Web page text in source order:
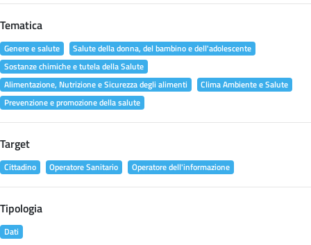
Tematica
Genere e salute
Salute della donna, del bambino e dell'adolescente
Sostanze chimiche e tutela della Salute
Alimentazione, Nutrizione e Sicurezza degli alimenti
Clima Ambiente e Salute
Prevenzione e promozione della salute
Target
Cittadino Operatore Sanitario Operatore dell'informazione
Tipologia
Dati